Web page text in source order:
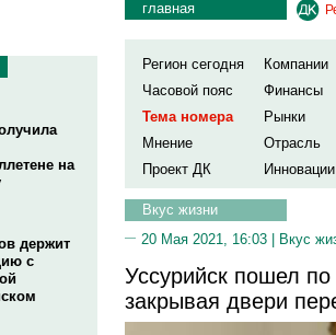
на
держит
с
главная
Регион сегодня
Компании
Часовой пояс
Финансы
Тема номера
Рынки
Мнение
Отрасль
Проект ДК
Инновации
Вкус жизни
20 Мая 2021, 16:03 | Вкус
Уссурийск пошел
закрывая двери